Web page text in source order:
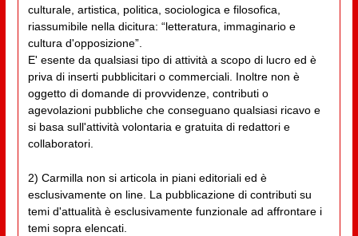
culturale, artistica, politica, sociologica e filosofica,
riassumibile nella dicitura: “letteratura, immaginario e
cultura d'opposizione”.
E' esente da qualsiasi tipo di attività a scopo di lucro ed è
priva di inserti pubblicitari o commerciali. Inoltre non è
oggetto di domande di provvidenze, contributi o
agevolazioni pubbliche che conseguano qualsiasi ricavo e
si basa sull'attività volontaria e gratuita di redattori e
collaboratori.
2) Carmilla non si articola in piani editoriali ed è
esclusivamente on line. La pubblicazione di contributi su
temi d'attualità è esclusivamente funzionale ad affrontare i
temi sopra elencati.